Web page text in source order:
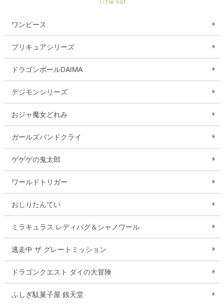
ワンピース
プリキュアシリーズ
ドラゴンボールDAIMA
デジモンシリーズ
おジャ魔女どれみ
ガールズバンドクライ
ゲゲゲの鬼太郎
ワールドトリガー
おしりたんてい
ミラキュラス レディバグ＆シャノワール
逃走中 ザ グレートミッション
ドラゴンクエスト ダイの大冒険
ふしぎ駄菓子屋 銭天堂